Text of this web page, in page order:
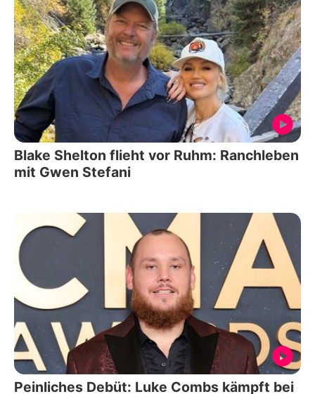
Blake Shelton flieht vor Ruhm: Ranchleben
mit Gwen Stefani
Peinliches Debüt: Luke Combs kämpft bei